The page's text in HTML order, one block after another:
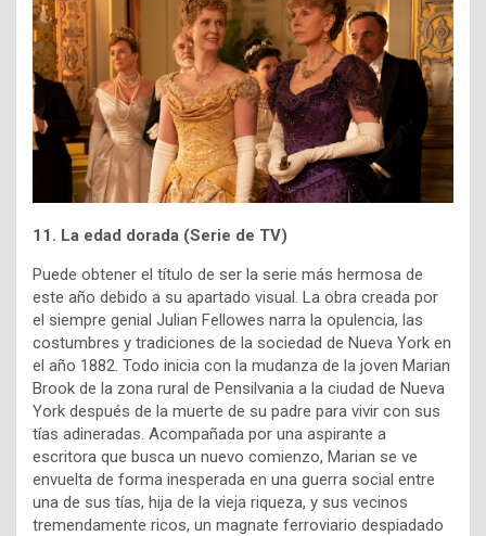
11. La edad dorada (Serie de TV)
Puede obtener el título de ser la serie más hermosa de
este año debido a su apartado visual. La obra creada por
el siempre genial Julian Fellowes narra la opulencia, las
costumbres y tradiciones de la sociedad de Nueva York en
el año 1882. Todo inicia con la mudanza de la joven Marian
Brook de la zona rural de Pensilvania a la ciudad de Nueva
York después de la muerte de su padre para vivir con sus
tías adineradas. Acompañada por una aspirante a
escritora que busca un nuevo comienzo, Marian se ve
envuelta de forma inesperada en una guerra social entre
una de sus tías, hija de la vieja riqueza, y sus vecinos
tremendamente ricos, un magnate ferroviario despiadado